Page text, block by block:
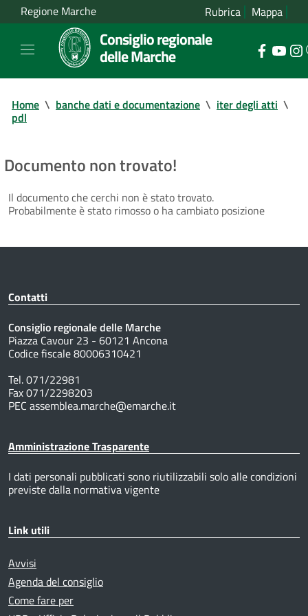
Regione Marche Rubrica Mappa
Consiglio regionale
delle Marche
Home \ banche dati e documentazione \ iter degli atti \
pdl
Documento non trovato!
Il documento che cerchi non è stato trovato.
Probabilmente è stato rimosso o ha cambiato posizione
Contatti
Consiglio regionale delle Marche
Piazza Cavour 23 - 60121 Ancona
Codice fiscale 80006310421
Tel. 071/22981
Fax 071/2298203
PEC assemblea.marche@emarche.it
Amministrazione Trasparente
I dati personali pubblicati sono riutilizzabili solo alle condizioni
previste dalla normativa vigente
Link utili
Avvisi
Agenda del consiglio
Come fare per